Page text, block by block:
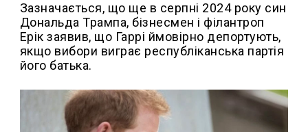
Зазначається, що ще в серпні 2024 року син
Дональда Трампа, бізнесмен і філантроп
Ерік заявив, що Гаррі ймовірно депортують,
якщо вибори виграє республіканська партія
його батька.